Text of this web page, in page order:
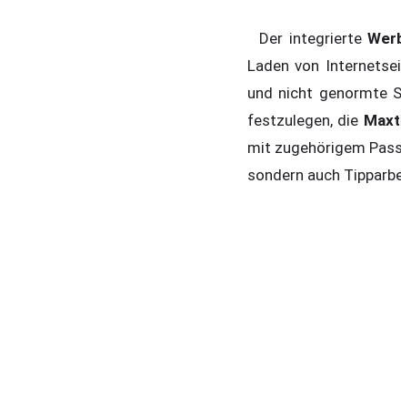
Der integrierte
Laden von
und nicht genormte
festzulegen, die
mit zugehörigem
sondern auch